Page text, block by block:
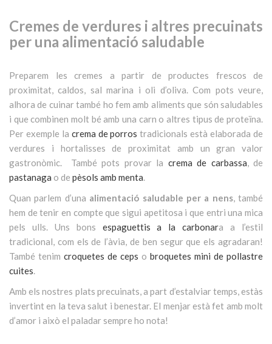
Cremes de verdures i altres precuinats
per una alimentació saludable
Preparem les cremes a partir de productes frescos de
proximitat, caldos, sal marina i oli d’oliva. Com pots veure,
alhora de cuinar també ho fem amb aliments que són saludables
i que combinen molt bé amb una carn o altres tipus de proteïna.
Per exemple la crema de porros tradicionals està elaborada de
verdures i hortalisses de proximitat amb un gran valor
gastronòmic. També pots provar la crema de carbassa, de
pastanaga o de pèsols amb menta.
Quan parlem d’una alimentació saludable per a nens, també
hem de tenir en compte que sigui apetitosa i que entri una mica
pels ulls. Uns bons espaguettis a la carbonara a l’estil
tradicional, com els de l’àvia, de ben segur que els agradaran!
També tenim croquetes de ceps o broquetes mini de pollastre
cuites.
Amb els nostres plats precuinats, a part d’estalviar temps, estàs
invertint en la teva salut i benestar. El menjar està fet amb molt
d’amor i això el paladar sempre ho nota!